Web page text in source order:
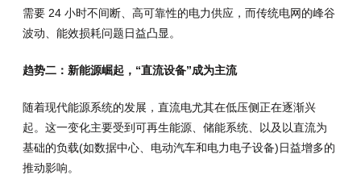
需要 24 小时不间断、高可靠性的电力供应，而传统电网的峰谷
波动、能效损耗问题日益凸显。
趋势二：新能源崛起，“直流设备”成为主流
随着现代能源系统的发展，直流电尤其在低压侧正在逐渐兴
起。这一变化主要受到可再生能源、储能系统、以及以直流为
基础的负载(如数据中心、电动汽车和电力电子设备)日益增多的
推动影响。